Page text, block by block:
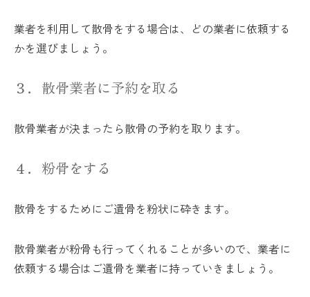
業者を利用して散骨をする場合は、どの業者に依頼する
かを選びましょう。
３．散骨業者に予約を取る
散骨業者が決まったら散骨の予約を取ります。
４．粉骨をする
散骨をするためにご遺骨を粉状に砕きます。
散骨業者が粉骨も行ってくれることが多いので、業者に
依頼する場合はご遺骨を業者に持っていきましょう。